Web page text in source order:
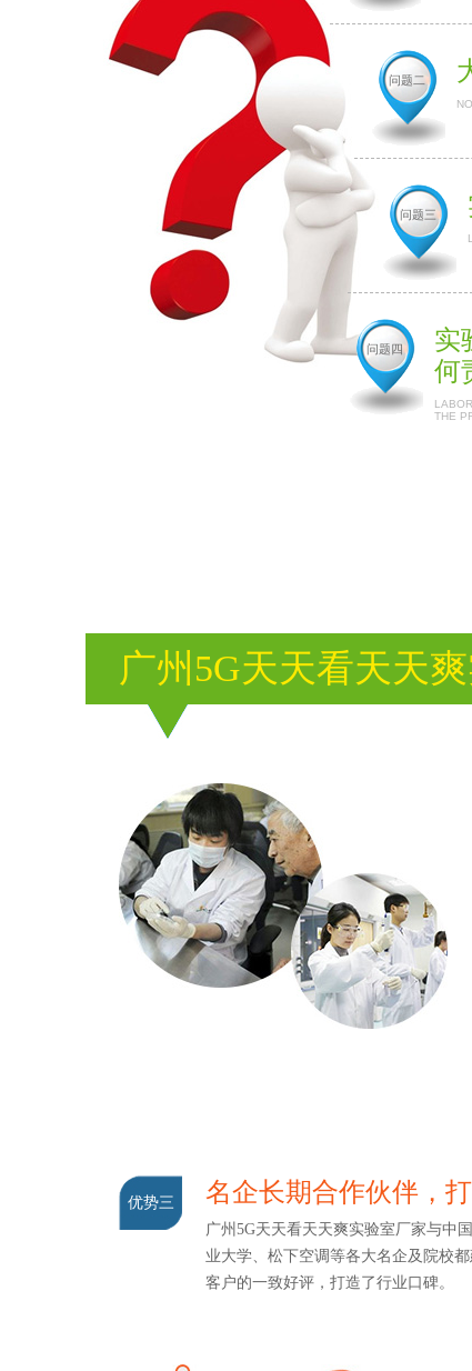
问题二
问题三
问题四 实
何
THE
广州5G天天看天天
优势三 名企长期合作伙伴，
广州5G天天看天天爽实验室厂家与中国
业大学、松下空调等各大名企及院校都
客户的一致好评，打造了行业口碑。